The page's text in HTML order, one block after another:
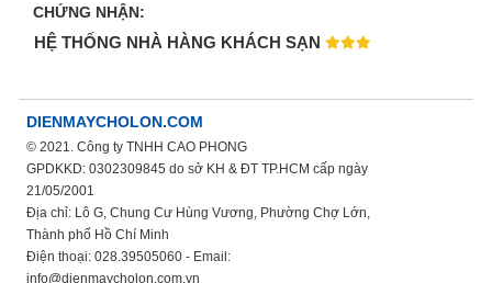
HỆ THỐNG NHÀ HÀNG KHÁCH SẠN
CHỨNG NHẬN:
DIENMAYCHOLON.COM
© 2021. Công ty TNHH CAO PHONG
GPDKKD: 0302309845 do sở KH & ĐT TP.HCM cấp ngày
21/05/2001
Địa chỉ: Lô G, Chung Cư Hùng Vương, Phường Chợ Lớn,
Thành phố Hồ Chí Minh
Điện thoại: 028.39505060 - Email:
info@dienmaycholon.com.vn